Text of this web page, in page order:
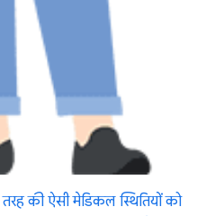
की ऐसी मेडिकल स्थितियों को